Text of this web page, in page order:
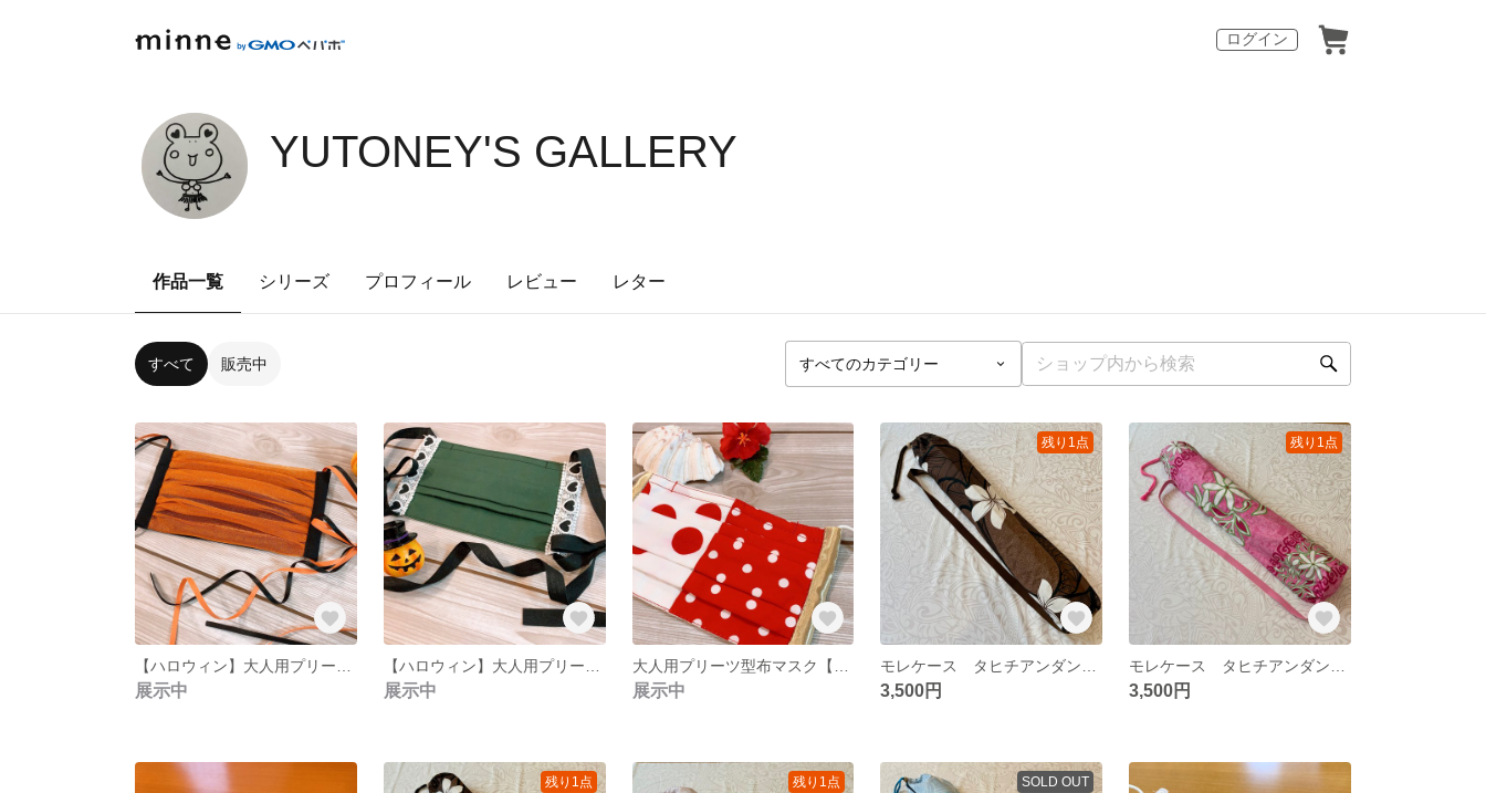
ログイン
YUTONEY'S GALLERY
作品一覧 シリーズ プロフィール レビュー レター
すべて 販売中
展示中 展示中 展示中
残り1点
3,500円
残り1点
3,500円
残り1点 残り1点 SOLD OUT